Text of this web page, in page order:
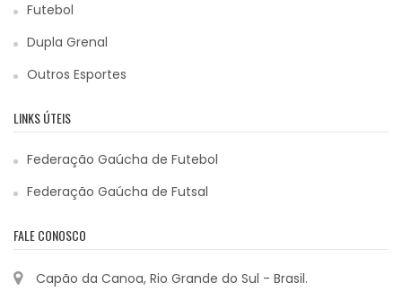
Futebol
Dupla Grenal
Outros Esportes
LINKS ÚTEIS
Federação Gaúcha de Futebol
Federação Gaúcha de Futsal
FALE CONOSCO
Capão da Canoa, Rio Grande do Sul - Brasil.